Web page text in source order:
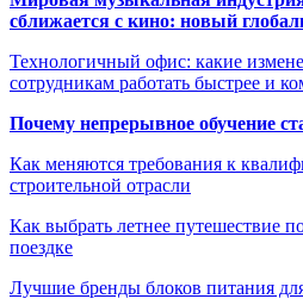
сближается с кино: новый
Технологичный офис: какие
сотрудникам работать быстрее и
Почему непрерывное обучение
Как меняются требования к
строительной отрасли
Как выбрать летнее путешествие
поездке
Лучшие бренды блоков питания